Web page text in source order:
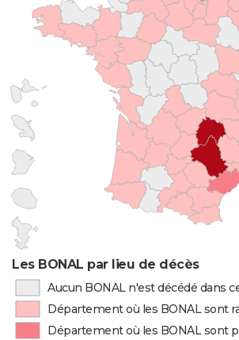
Les BONAL par lieu de décès
Aucun BONAL n'est décédé dans
Département où les BONAL sont
Département où les BONAL sont